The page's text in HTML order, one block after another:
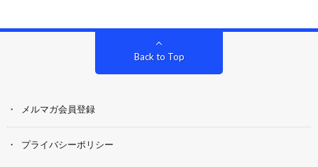
Back to Top
メルマガ会員登録
プライバシーポリシー